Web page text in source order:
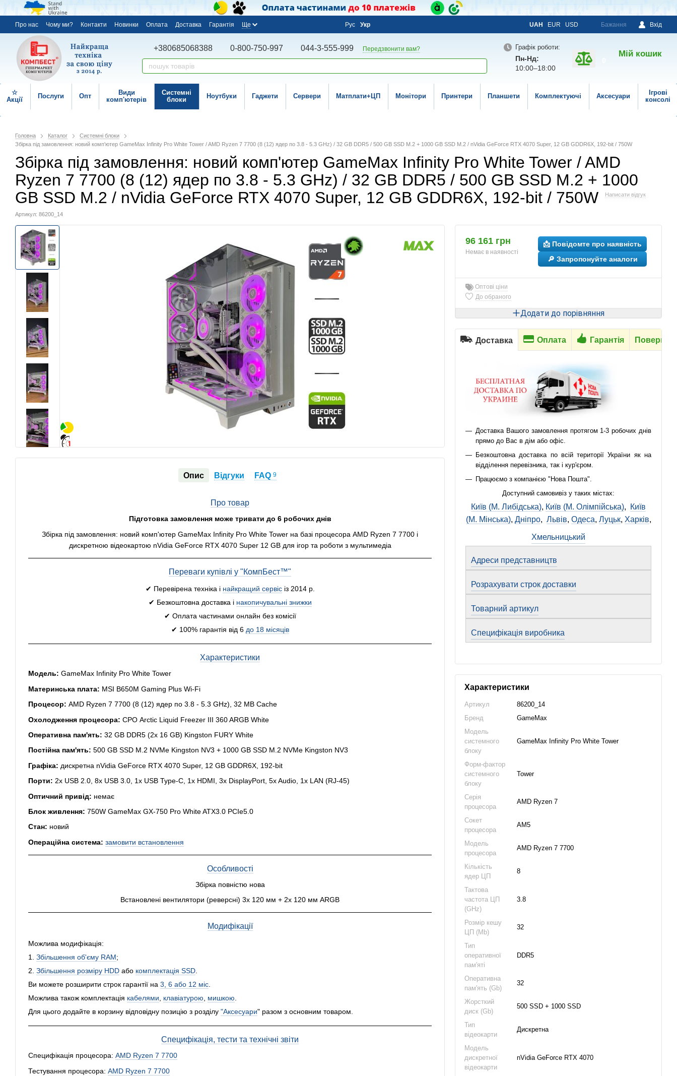
Про нас Чому ми? Контакти Новинки Оплата Доставка Гарантія Ще Рус Укр UAH EUR USD Бажання Вхід
+380685068388 0-800-750-997 044-3-555-999 Передзвонити вам? Графік роботи:
Пн-Нд:
10:00–18:00
Мій кошик
☆
Акції
Послуги Опт
Види
комп'ютерів
Системні
блоки
Ноутбуки Гаджети Сервери Матплати+ЦП Монітори Принтери Планшети Комплектуючі Аксесуари
Ігрові
консолі
Головна Каталог
Системні блоки
Збірка під замовлення: новий комп'ютер GameMax Infinity Pro White Tower / AMD Ryzen 7 7700 (8 (12) ядер по 3.8 - 5.3 GHz) / 32 GB DDR5 / 500 GB SSD M.2 + 1000 GB SSD M.2 / nVidia GeForce RTX 4070 Super, 12 GB GDDR6X, 192-bit / 750W
Збірка під замовлення: новий комп'ютер GameMax Infinity Pro White Tower / AMD
Ryzen 7 7700 (8 (12) ядер по 3.8 - 5.3 GHz) / 32 GB DDR5 / 500 GB SSD M.2 + 1000
GB SSD M.2 / nVidia GeForce RTX 4070 Super, 12 GB GDDR6X, 192-bit / 750W
Написати відгук
Артикул: 86200_14
Опис Відгуки FAQ9
Про товар
Підготовка замовлення може тривати до 6 робочих днів
Збірка під замовлення: новий комп'ютер GameMax Infinity Pro White Tower на базі процесора AMD Ryzen 7 7700 і
дискретною відеокартою nVidia GeForce RTX 4070 Super 12 GB для ігор та роботи з мультимедіа
Переваги купівлі у "КомпБест™"
✔ Перевірена техніка і найкращий сервісіз 2014 р.
✔ Безкоштовна доставка і накопичувальні знижки
✔ Оплата частинами онлайн без комісії
✔ 100% гарантія від 6 до 18 місяців
Характеристики
Модель: GameMax Infinity Pro White Tower
Материнська плата: MSI B650M Gaming Plus Wi-Fi
Процесор: AMD Ryzen 7 7700 (8 (12) ядер по 3.8 - 5.3 GHz), 32 MB Cache
Охолодження процесора: СРО Arctic Liquid Freezer III 360 ARGB White
Оперативна пам'ять: 32 GB DDR5 (2x 16 GB) Kingston FURY White
Постійна пам'ять: 500 GB SSD M.2 NVMe Kingston NV3 + 1000 GB SSD M.2 NVMe Kingston NV3
Графіка: дискретна nVidia GeForce RTX 4070 Super, 12 GB GDDR6X, 192-bit
Порти: 2x USB 2.0, 8x USB 3.0, 1x USB Type-C, 1x HDMI, 3x DisplayPort, 5x Audio, 1x LAN (RJ-45)
Оптичний привід: немає
Блок живлення: 750W GameMax GX-750 Pro White ATX3.0 PCIe5.0
Стан: новий
Операційна система: замовити встановлення
Особливості
Збірка повністю нова
Встановлені вентилятори (реверсні) 3x 120 мм + 2x 120 мм ARGB
Модифікації
Можлива модифікація:
1. Збільшення об'єму RAM;
2. Збільшення розміру HDD або комплектація SSD
Ви можете розширити строк гарантії на 3, 6 або 12 міс
Можлива також комплектація кабелями клавіатурою мишкою
Для цього додайте в корзину відповідну позицію з розділу "Аксесуари" разом з основним товаром.
Специфікація, тести та технічні звіти
Специфікація процесора: AMD Ryzen 7 7700
Тестування процесора: AMD Ryzen 7 7700
96 161 грн
Немає в наявності
📩 Повідомте про наявність
🔎 Запропонуйте аналоги
Оптові ціни
До обраного
Додати до порівняння
Доставка Оплата Гарантія
Доставка Вашого замовлення протягом 1-3 робочих днів
прямо до Вас в дім або офіс.
Безкоштовна доставка по всій території України як на
відділення перевізника, так і кур'єром.
Працюємо з компанією "Нова Пошта".
Доступний самовивіз у таких містах:
Київ (М. Либідська), Київ (М. Олімпійська),
Київ
(М. Мінська), Дніпро, Львів, Одеса, Луцьк, Харків,
Хмельницький
Адреси представництв
Розрахувати строк доставки
Товарний артикул
Специфікація виробника
Характеристики
Артикул
86200_14
Бренд
GameMax
Модель
системного
блоку
GameMax Infinity Pro White Tower
Форм-фактор
системного
блоку
Tower
Серія
процесора
AMD Ryzen 7
Сокет
процесора
AM5
Модель
процесора
AMD Ryzen 7 7700
Кількість
ядер ЦП
8
Тактова
частота ЦП
(GHz)
3.8
Розмір кешу
ЦП (Mb)
32
Тип
оперативної
пам'яті
DDR5
Оперативна
пам'ять (Gb)
32
Жорсткий
диск (Gb)
500 SSD + 1000 SSD
Тип
відеокарти
Дискретна
Модель
дискретної
відеокарти
nVidia GeForce RTX 4070